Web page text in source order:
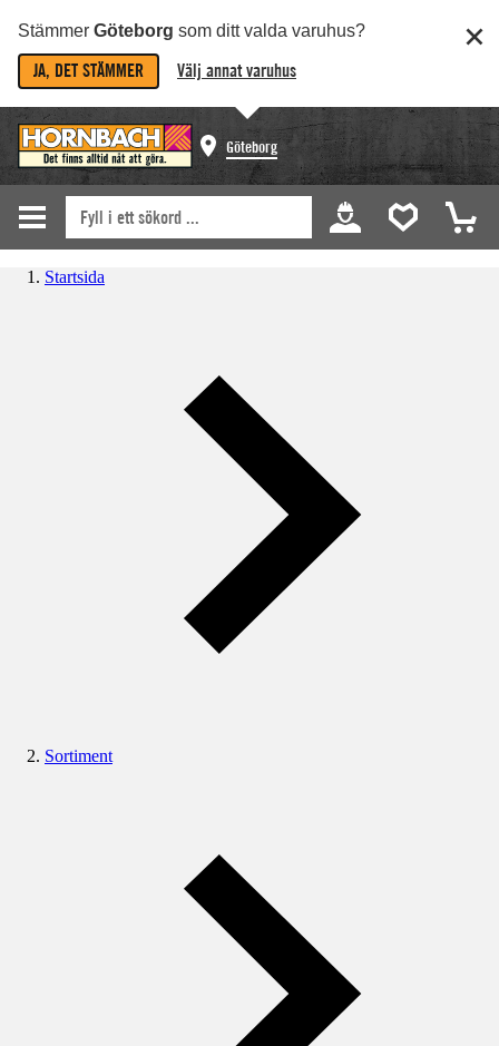
Stämmer Göteborg som ditt valda varuhus?
JA, DET STÄMMER Välj annat varuhus
Göteborg
Startsida
Sortiment